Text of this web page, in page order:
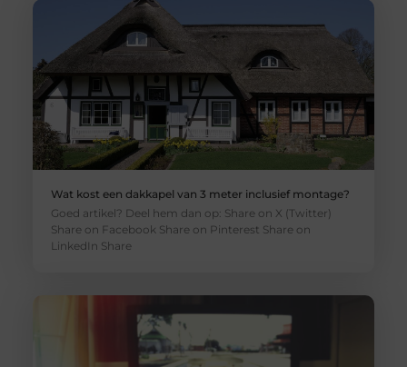
Wat kost een dakkapel van 3 meter inclusief montage?
Goed artikel? Deel hem dan op: Share on X (Twitter)
Share on Facebook Share on Pinterest Share on
LinkedIn Share